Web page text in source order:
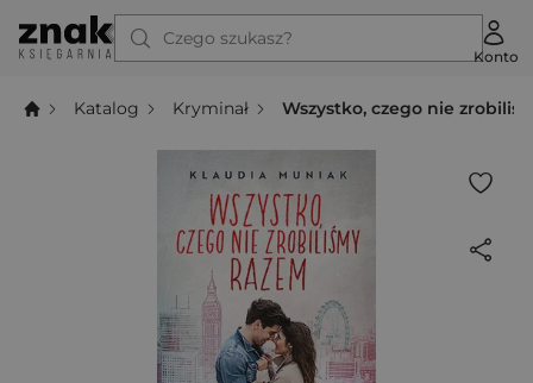
Czego szukasz?
Konto
Katalog Kryminał Wszystko, czego nie